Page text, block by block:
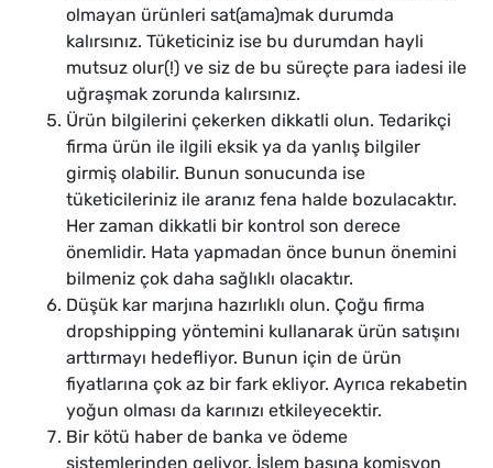
olmayan ürünleri sat(ama)mak durumda
kalırsınız. Tüketiciniz ise bu durumdan hayli
mutsuz olur(!) ve siz de bu süreçte para iadesi ile
uğraşmak zorunda kalırsınız.
Ürün bilgilerini çekerken dikkatli olun. Tedarikçi
firma ürün ile ilgili eksik ya da yanlış bilgiler
girmiş olabilir. Bunun sonucunda ise
tüketicileriniz ile aranız fena halde bozulacaktır.
Her zaman dikkatli bir kontrol son derece
önemlidir. Hata yapmadan önce bunun önemini
bilmeniz çok daha sağlıklı olacaktır.
Düşük kar marjına hazırlıklı olun. Çoğu firma
dropshipping yöntemini kullanarak ürün satışını
arttırmayı hedefliyor. Bunun için de ürün
fiyatlarına çok az bir fark ekliyor. Ayrıca rekabetin
yoğun olması da karınızı etkileyecektir.
Bir kötü haber de banka ve ödeme
sistemlerinden geliyor. İşlem başına komisyon